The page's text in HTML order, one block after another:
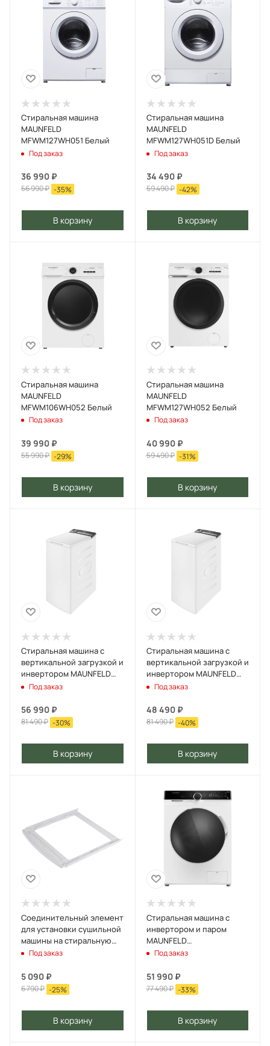
Стиральная машина
MAUNFELD
MFWM127WH051 Белый
Под заказ
36 990 ₽
56 990₽ -35%
В корзину
Стиральная машина
MAUNFELD
MFWM127WH051D Белый
Под заказ
34 490₽
59 490₽ -42%
В корзину
Стиральная машина
MAUNFELD
MFWM106WH052 Белый
Под заказ
39 990 ₽
55 990₽ -29%
В корзину
Стиральная машина
MAUNFELD
MFWM127WH052 Белый
Под заказ
40 990₽
59 490₽ -31%
В корзину
Стиральная машина с
вертикальной загрузкой и
инвертором MAUNFELD
MFWM127IS Белый
Под заказ
56 990 ₽
81 490₽ -30%
В корзину
Стиральная машина с
вертикальной загрузкой и
инвертором MAUNFELD
MFWM127IS Нержавеющая
Под заказ
48 490₽
81 490₽ -40%
В корзину
Соединительный элемент
для установки сушильной
машины на стиральную
машину MAUNFELD WM-
Под заказ
5 090 ₽
6 790₽ -25%
В корзину
Стиральная машина с
инвертором и паром
MAUNFELD
MFWM127STWH06 Белый
Под заказ
51 990₽
77 490₽ -33%
В корзину